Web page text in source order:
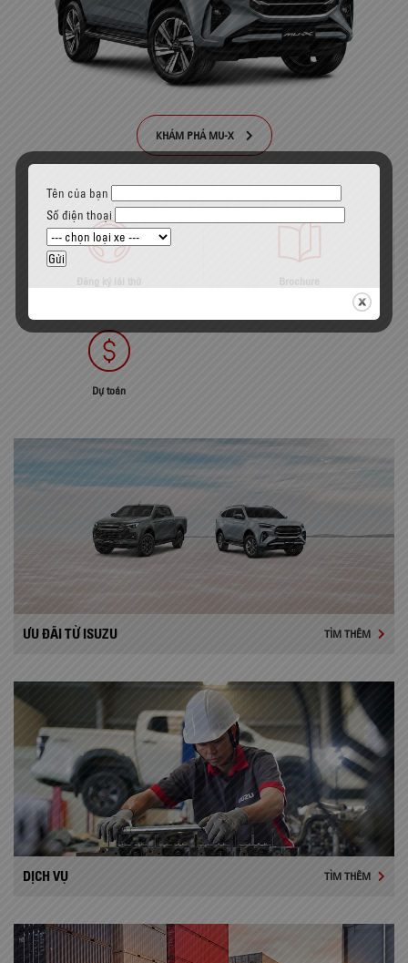
KHÁM PHÁ MU-X
Đăng ký lái thử Brochure
Dự toán
ƯU ĐÃI TỪ ISUZU TÌM THÊM
DỊCH VỤ TÌM THÊM
Tên của bạn
Số điện thoại